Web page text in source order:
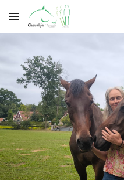
Skip to main content